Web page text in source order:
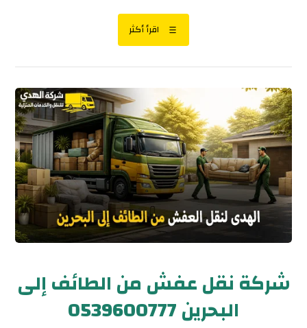
اقرأ أكثر
شركة نقل عفش من الطائف إلى
البحرين 0539600777